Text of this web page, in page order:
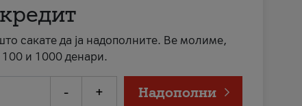
сакате да ја надополните. Ве молиме,
100 и 1000 денари.
- + Надополни